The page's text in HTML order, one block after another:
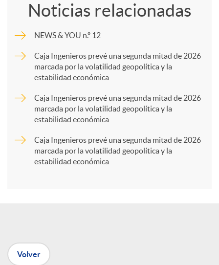
m
p
e
Noticias relacionadas
NEWS & YOU n.º 12
Caja Ingenieros prevé una segunda mitad de 2026
marcada por la volatilidad geopolítica y la
estabilidad económica
Caja Ingenieros prevé una segunda mitad de 2026
marcada por la volatilidad geopolítica y la
estabilidad económica
Caja Ingenieros prevé una segunda mitad de 2026
marcada por la volatilidad geopolítica y la
estabilidad económica
Volver